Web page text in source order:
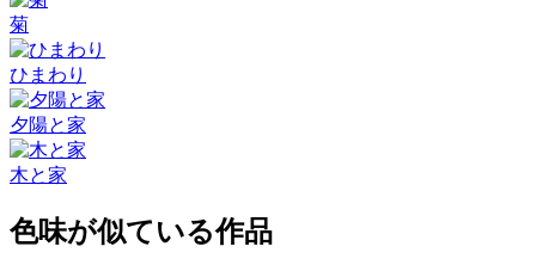
菊
ひまわり
夕陽と家
木と家
色味が似ている作品